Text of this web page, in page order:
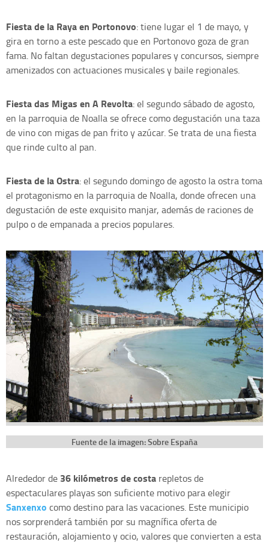
Fiesta de la Raya en Portonovo: tiene lugar el 1 de mayo, y
gira en torno a este pescado que en Portonovo goza de gran
fama. No faltan degustaciones populares y concursos, siempre
amenizados con actuaciones musicales y baile regionales.
Fiesta das Migas en A Revolta: el segundo sábado de agosto,
en la parroquia de Noalla se ofrece como degustación una taza
de vino con migas de pan frito y azúcar. Se trata de una fiesta
que rinde culto al pan.
Fiesta de la Ostra: el segundo domingo de agosto la ostra toma
el protagonismo en la parroquia de Noalla, donde ofrecen una
degustación de este exquisito manjar, además de raciones de
pulpo o de empanada a precios populares.
Fuente de la imagen: Sobre España
Alrededor de 36 kilómetros de costa repletos de
espectaculares playas son suficiente motivo para elegir
Sanxenxo como destino para las vacaciones. Este municipio
nos sorprenderá también por su magnífica oferta de
restauración, alojamiento y ocio, valores que convierten a esta